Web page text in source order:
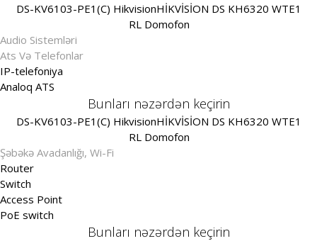
DS-KV6103-PE1(C) HikvisionHİKVİSİON DS KH6320 WTE1
RL Domofon
Audio Sistemləri
Ats Və Telefonlar
IP-telefoniya
Analoq ATS
Bunları nəzərdən keçirin
DS-KV6103-PE1(C) HikvisionHİKVİSİON DS KH6320 WTE1
RL Domofon
Şəbəkə Avadanlığı, Wi-Fi
Router
Switch
Access Point
PoE switch
Bunları nəzərdən keçirin